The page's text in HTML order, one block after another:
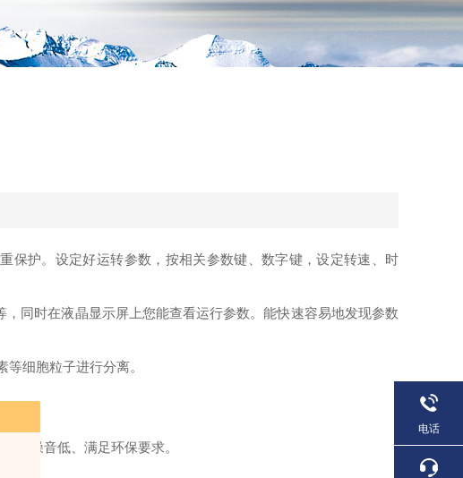
保护。设定好运转参数，按相关参数键、数字键，设定转速、时
同时在液晶显示屏上您能查看运行参数。能快速容易地发现参数
细胞粒子进行分离。
、噪音低、满足环保要求。
电话